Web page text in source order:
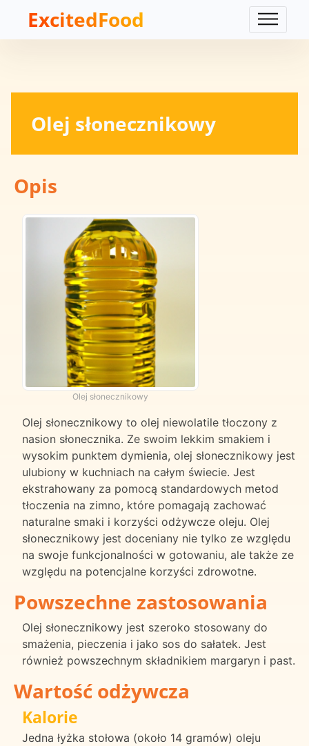
ExcitedFood
Olej słonecznikowy
Opis
Olej słonecznikowy
Olej słonecznikowy to olej niewolatile tłoczony z
nasion słonecznika. Ze swoim lekkim smakiem i
wysokim punktem dymienia, olej słonecznikowy jest
ulubiony w kuchniach na całym świecie. Jest
ekstrahowany za pomocą standardowych metod
tłoczenia na zimno, które pomagają zachować
naturalne smaki i korzyści odżywcze oleju. Olej
słonecznikowy jest doceniany nie tylko ze względu
na swoje funkcjonalności w gotowaniu, ale także ze
względu na potencjalne korzyści zdrowotne.
Powszechne zastosowania
Olej słonecznikowy jest szeroko stosowany do
smażenia, pieczenia i jako sos do sałatek. Jest
również powszechnym składnikiem margaryn i past.
Wartość odżywcza
Kalorie
Jedna łyżka stołowa (około 14 gramów) oleju